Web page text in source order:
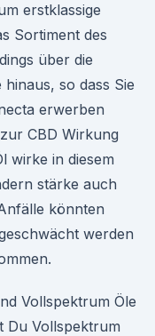
erstklassige
Sortiment des
über die
so dass Sie
erwerben
CBD Wirkung
wirke in diesem
stärke auch
könnten
werden
Vollspektrum Öle
Du Vollspektrum